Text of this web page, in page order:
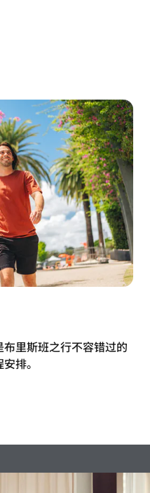
里斯班之行不容错过的
排。